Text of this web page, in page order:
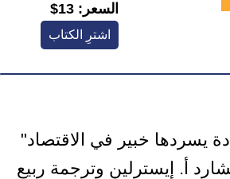
السعر: 13$
اشترِ الكتاب
يسردها خبير في الاقتصاد"
أ. إيسترلين وترجمة ربيع